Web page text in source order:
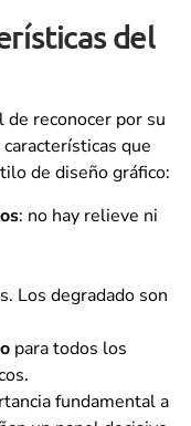
del
reconocer por su
que
de diseño gráfico:
: no hay relieve ni
Los degradado son
para todos los
fundamental a